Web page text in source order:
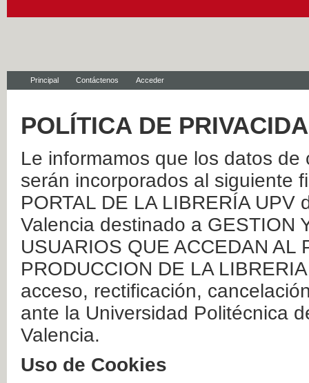
Principal Contáctenos Acceder
POLÍTICA DE
Le informamos que los datos
serán incorporados al siguiente
PORTAL DE LA LIBRERÍA
Valencia destinado a GESTION
USUARIOS QUE ACCEDAN AL
PRODUCCION DE LA
acceso, rectificación,
ante la Universidad Politécnica
Valencia.
Uso de Cookies